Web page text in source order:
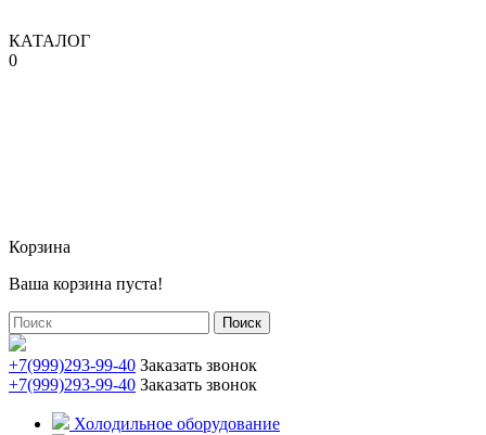
КАТАЛОГ
0
Корзина
Ваша корзина пуста!
Поиск
+7(999)293-99-40 Заказать звонок
+7(999)293-99-40 Заказать звонок
Холодильное оборудование